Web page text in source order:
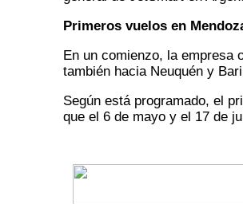
Primeros vuelos en
En un comienzo, la empresa
también hacia Neuquén y
Según está programado, el
que el 6 de mayo y el 17 de